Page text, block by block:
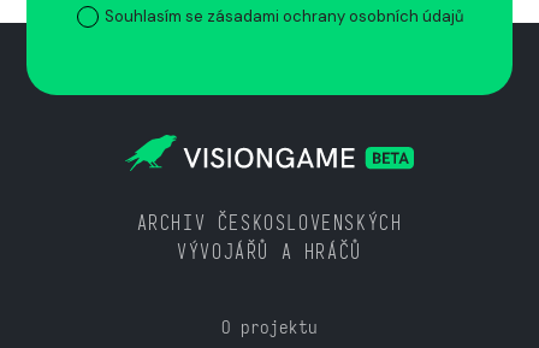
Souhlasím se zásadami ochrany osobních údajů
ARCHIV ČESKOSLOVENSKÝCH
VÝVOJÁŘŮ A HRÁČŮ
O projektu